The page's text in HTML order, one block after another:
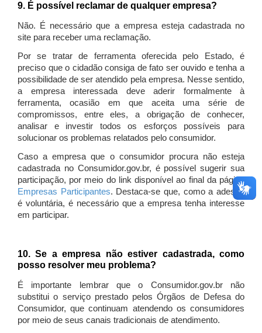
9. É possível reclamar de qualquer empresa?
Não. É necessário que a empresa esteja cadastrada no
site para receber uma reclamação.
Por se tratar de ferramenta oferecida pelo Estado, é
preciso que o cidadão consiga de fato ser ouvido e tenha a
possibilidade de ser atendido pela empresa. Nesse sentido,
a empresa interessada deve aderir formalmente à
ferramenta, ocasião em que aceita uma série de
compromissos, entre eles, a obrigação de conhecer,
analisar e investir todos os esforços possíveis para
solucionar os problemas relatados pelo consumidor.
Caso a empresa que o consumidor procura não esteja
cadastrada no Consumidor.gov.br, é possível sugerir sua
participação, por meio do link disponível ao final da página
Empresas Participantes. Destaca-se que, como a adesão
é voluntária, é necessário que a empresa tenha interesse
em participar.
10. Se a empresa não estiver cadastrada, como
posso resolver meu problema?
É importante lembrar que o Consumidor.gov.br não
substitui o serviço prestado pelos Órgãos de Defesa do
Consumidor, que continuam atendendo os consumidores
por meio de seus canais tradicionais de atendimento.